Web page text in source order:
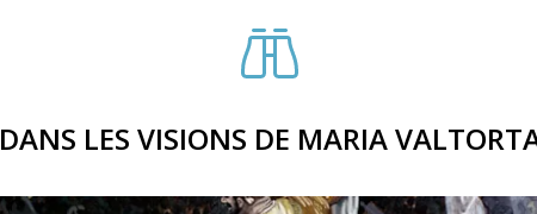
DANS LES VISIONS DE MARIA